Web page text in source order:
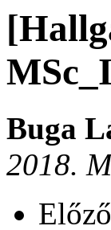
Buga
2018.